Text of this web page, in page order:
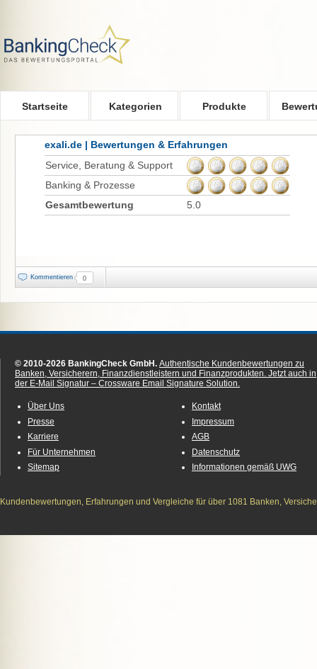
Startseite Kategorien Produkte
exali.de | Bewertungen & Erfahrungen
Service, Beratung & Support
Banking & Prozesse
Gesamtbewertung
5.0
Kommentieren 0
© 2010-2026 BankingCheck GmbH. Authentische Kundenbewertungen zu
Banken, Versicherern, Finanzdienstleistern und Finanzprodukten. Jetzt auch in
der E-Mail Signatur – Crossware Email Signature Solution.
Über Uns
Presse
Karriere
Für Unternehmen
Sitemap
Kontakt
Impressum
AGB
Datenschutz
Informationen gemäß UWG
Kundenbewertungen, Erfahrungen und Vergleiche für über 1081 Banken,